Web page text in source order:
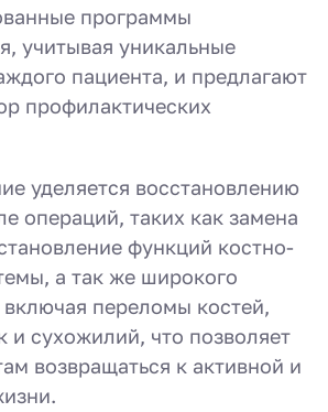
программы
учитывая уникальные
пациента, и предлагают
профилактических
уделяется восстановлению
операций, таких как замена
функций костно-
а так же широкого
включая переломы костей,
и сухожилий, что позволяет
возвращаться к активной и